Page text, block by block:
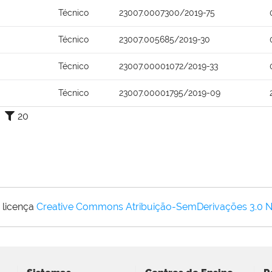
Técnico 23007.0007300/2019-75
Técnico 23007.005685/2019-30
Técnico 23007.00001072/2019-33
Técnico 23007.00001795/2019-09
20
Creative Commons Atribuição-SemDerivações 3.0